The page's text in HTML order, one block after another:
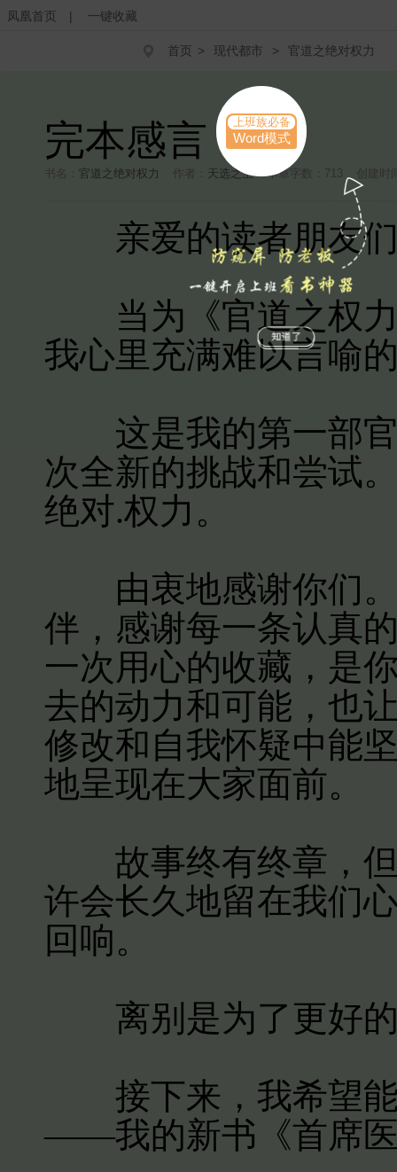
凤凰首页 | 一键收藏
首页 > 现代都市 > 官道之绝对权力
完本感言 上班族必备
Word模式
书名： 官道之绝对权力 作者： 天选之主 本章字数：713 创建时
亲爱的读者朋友
当为《官道之权力
我心里充满难以言喻
这是我的第一部官
次全新的挑战和尝试
绝对.权力。
由衷地感谢你们。
伴，感谢每一条认真
一次用心的收藏，是
去的动力和可能，也
修改和自我怀疑中能
地呈现在大家面前。
故事终有终章，但
许会长久地留在我们
回响。
离别是为了更好的
接下来，我希望能
——我的新书《首席